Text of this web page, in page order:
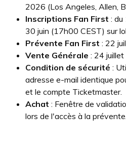
2026 (Los Angeles, Allen,
Inscriptions Fan First : du
30 juin (17h00 CEST) sur
Prévente Fan First : 22
Vente Générale : 24
Condition de sécurité :
adresse e-mail identique
et le compte Ticketmaster.
Achat : Fenêtre de
lors de l'accès à la prévente.